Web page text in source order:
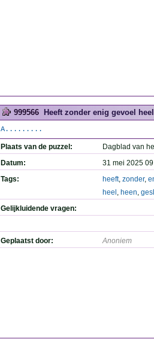
999566 Heeft zonder enig gevoel
A.........
Plaats van de puzzel:
Dagblad van
Datum:
31 mei 2025
Tags:
heeft, zonder,
heel , heen,
Gelijkluidende vragen:
Geplaatst door: Anoniem